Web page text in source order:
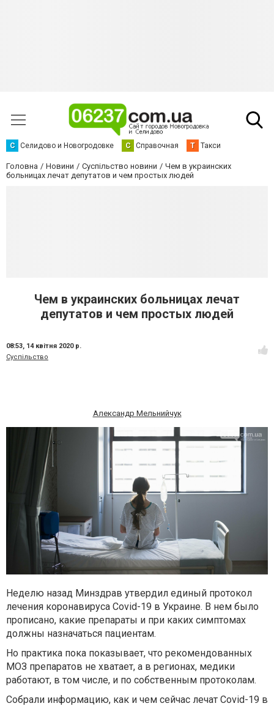
С Селидово и Новогродовке С Справочная Т Такси
Головна Новини Суспільство новини
Чем в украинских
больницах лечат депутатов и чем простых людей
Чем в украинских больницах лечат
депутатов и чем простых людей
08:53, 14 квітня 2020 р.
Суспільство
Александр Мельнийчук
Неделю назад Минздрав утвердил единый протокол
лечения коронавируса Covid-19 в Украине. В нем было
прописано, какие препараты и при каких симптомах
должны назначаться пациентам.
Но практика пока показывает, что рекомендованных
МОЗ препаратов не хватает, а в регионах, медики
работают, в том числе, и по собственным протоколам.
Собрали информацию, как и чем сейчас лечат Covid-19 в